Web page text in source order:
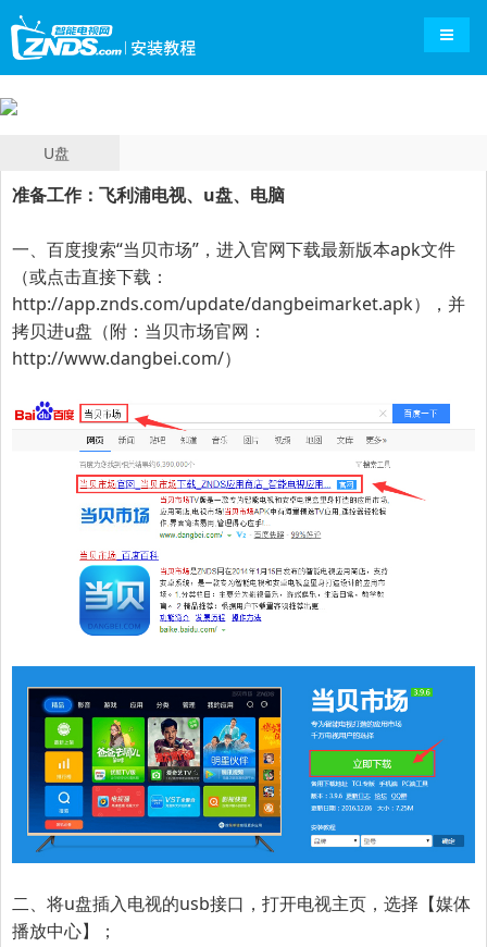
导航
U盘
准备工作：飞利浦电视、u盘、电脑
一、百度搜索“当贝市场”，进入官网下载最新版本apk文件
（或点击直接下载：
http://app.znds.com/update/dangbeimarket.apk），并
拷贝进u盘（附：当贝市场官网：
http://www.dangbei.com/）
二、将u盘插入电视的usb接口，打开电视主页，选择【媒体
播放中心】；